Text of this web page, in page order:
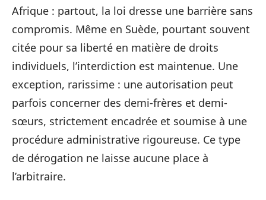
Afrique : partout, la loi dresse une barrière sans
compromis. Même en Suède, pourtant souvent
citée pour sa liberté en matière de droits
individuels, l’interdiction est maintenue. Une
exception, rarissime : une autorisation peut
parfois concerner des demi-frères et demi-
sœurs, strictement encadrée et soumise à une
procédure administrative rigoureuse. Ce type
de dérogation ne laisse aucune place à
l’arbitraire.